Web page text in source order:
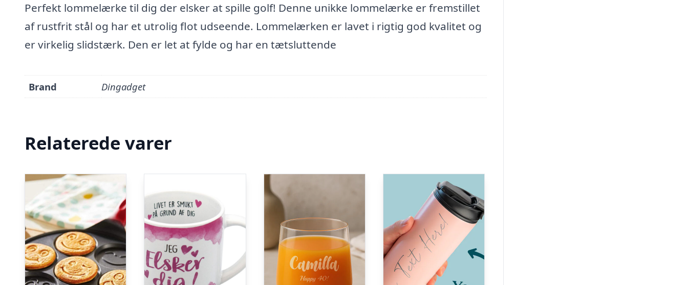
Perfekt lommelærke til dig der elsker at spille golf! Denne unikke lommelærke er fremstillet
af rustfrit stål og har et utrolig flot udseende. Lommelærken er lavet i rigtig god kvalitet og
er virkelig slidstærk. Den er let at fylde og har en tætsluttende
Brand Dingadget
Relaterede varer